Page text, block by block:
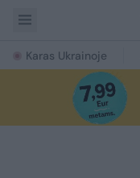
Karas Ukrainoje